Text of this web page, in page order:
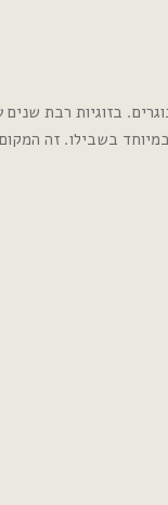
בזוגיות רבת
בשבילו. זה